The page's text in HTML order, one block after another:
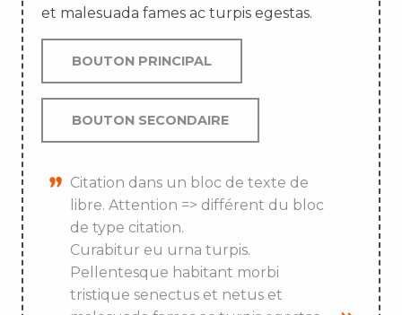
et malesuada fames ac turpis egestas.
BOUTON PRINCIPAL
BOUTON SECONDAIRE
Citation dans un bloc de texte de
libre. Attention => différent du bloc
de type citation.
Curabitur eu urna turpis.
Pellentesque habitant morbi
tristique senectus et netus et